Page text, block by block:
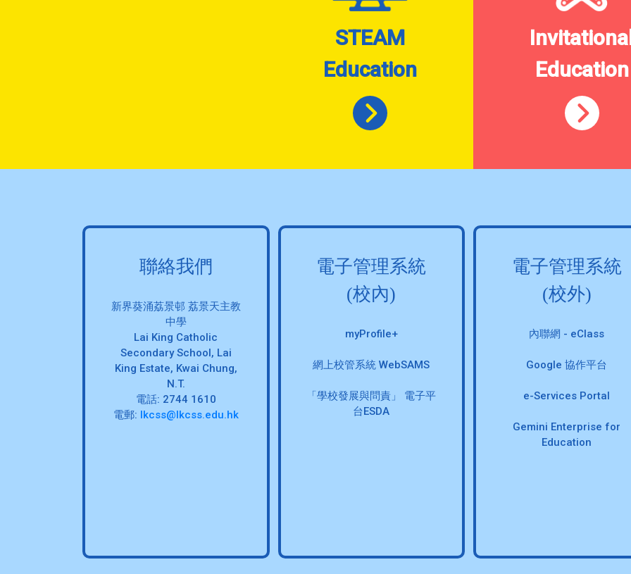
STEAM
Education
Education
聯絡我們
新界葵涌荔景邨 荔景天主教
中學
Lai King Catholic
Secondary School, Lai
King Estate, Kwai Chung,
N.T.
電話: 2744 1610
電郵: lkcss@lkcss.edu.hk
電子管理系統
(校內)
myProfile+
網上校管系統 WebSAMS
「學校發展與問責」 電子平
台ESDA
電子管理系統
(校外)
內聯網 - eClass
Google 協作平台
e-Services Portal
Gemini Enterprise for
Education